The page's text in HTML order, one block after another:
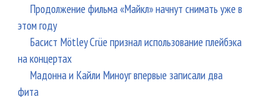
Продолжение фильма «Майкл» начнут снимать уже в
этом году
Басист Mötley Crüe признал использование плейбэка
на концертах
Мадонна и Кайли Миноуг впервые записали два
фита